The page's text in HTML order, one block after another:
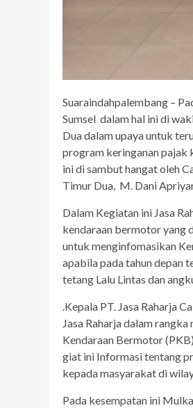
Suaraindahpalembang –
Sumsel dalam hal ini di
Dua dalam upaya untuk
program keringanan pajak
ini di sambut hangat oleh
Timur Dua, M. Dani
Dalam Kegiatan ini Jasa
kendaraan bermotor yang
untuk menginfomasikan
apabila pada tahun depan
tetang Lalu Lintas dan
.Kepala PT. Jasa Raharja
Jasa Raharja dalam
Kendaraan Bermotor
giat ini Informasi tentang
kepada masyarakat di
Pada kesempatan ini